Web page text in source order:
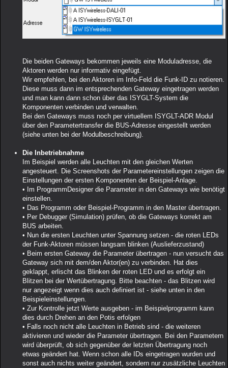
Die beiden Gateways bekommen jeweils eine Moduladresse, die
Aktoren werden nur informativ eingefügt.
Wir empfehlen, bei den Aktoren im Info-Feld die Funk-ID zu notieren.
Diese muss dann im entsprechenden Gateway eingetragen werden
und man kann dann schon über das ISYGLT-System die
Komponenten verbinden und verwalten.
Bei den Gateways muss noch per virtuellem ISYGLT-ADR Modul
über den Parametertransfer die BUS-Adresse eingestellt werden
(siehe unten bei der Modulbeschreibung).
Die Inbetriebnahme
Im Beispiel werden alle Leuchten mit den gleichen Werten
angesteuert. Die Screenshots der Parametereinstellungen zeigen die
Einstellungen der ersten Komponenten der Beispiel-Anlage.
• Im ProgrammDesigner die Parameter in den Gateways wie benötigt
einstellen.
• Das Programm oder Beispiel-Programm in den Master übertragen.
• Per Debugger (Simulation) prüfen, ob die Gateways korrekt am
BUS arbeiten.
• Nun die ersten Leuchten unter Spannung setzen - die roten LEDs
der Funk-Aktoren müssen langsam blinken (Auslieferzustand)
• Beim ersten Gateway die Parameter übertragen - nun versucht das
Gateway sich mit dem/den Aktor(en) zu verbinden. Hat dies
geklappt, erlischt das Blinken der roten LED und es erfolgt ein
Blitzen bei der Wertübertragung. Bitte beachten - das Blitzen wird
nur angezeigt wenn dies auch definiert ist - siehe unten in den
Beispieleinstellungen.
• Zur Kontrolle jetzt Werte ausgeben - im Beispielprogramm kann
dies durch Drehen an den Potis erfolgen
• Falls noch nicht alle Leuchten in Betrieb sind - die weiteren
aktivieren und wieder die Parameter übertragen. Bei den Parametern
wird überprüft, ob sich gegenüber der letzten Übertragung noch
etwas geändert hat. Wenn schon alle IDs eingetragen wurden und
sonst auch nichts weiter geändert, sondern nur zusätzliche Leuchten